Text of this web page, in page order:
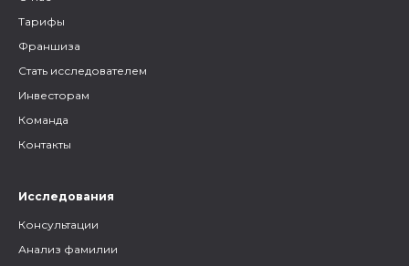
Тарифы
Франшиза
Стать исследователем
Инвесторам
Команда
Контакты
Исследования
Консультации
Анализ фамилии